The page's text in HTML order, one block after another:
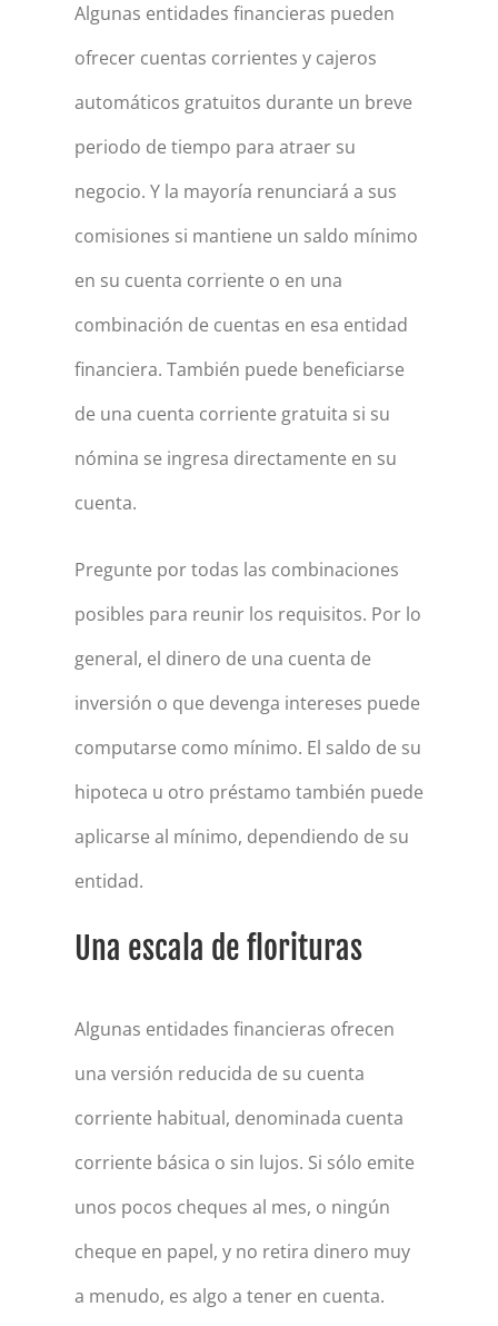
Algunas entidades financieras pueden
ofrecer cuentas corrientes y cajeros
automáticos gratuitos durante un breve
periodo de tiempo para atraer su
negocio. Y la mayoría renunciará a sus
comisiones si mantiene un saldo mínimo
en su cuenta corriente o en una
combinación de cuentas en esa entidad
financiera. También puede beneficiarse
de una cuenta corriente gratuita si su
nómina se ingresa directamente en su
cuenta.
Pregunte por todas las combinaciones
posibles para reunir los requisitos. Por lo
general, el dinero de una cuenta de
inversión o que devenga intereses puede
computarse como mínimo. El saldo de su
hipoteca u otro préstamo también puede
aplicarse al mínimo, dependiendo de su
entidad.
Una escala de florituras
Algunas entidades financieras ofrecen
una versión reducida de su cuenta
corriente habitual, denominada cuenta
corriente básica o sin lujos. Si sólo emite
unos pocos cheques al mes, o ningún
cheque en papel, y no retira dinero muy
a menudo, es algo a tener en cuenta.